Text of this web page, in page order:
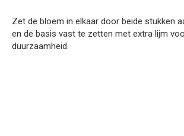
Zet de bloem in elkaar door beide stukken
en de basis vast te zetten met extra lijm
duurzaamheid.